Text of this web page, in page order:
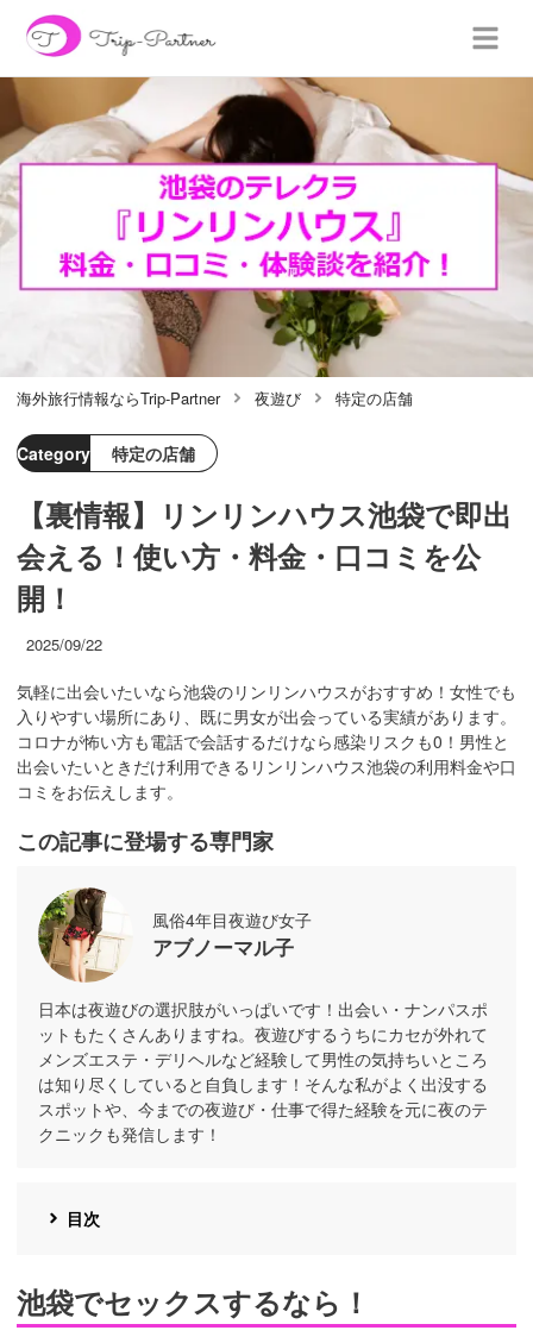
海外旅行情報ならTrip-Partner 夜遊び 特定の店舗
Category 特定の店舗
【裏情報】リンリンハウス池袋で即出
会える！使い方・料金・口コミを公
開！
2025/09/22
気軽に出会いたいなら池袋のリンリンハウスがおすすめ！女性でも
入りやすい場所にあり、既に男女が出会っている実績があります。
コロナが怖い方も電話で会話するだけなら感染リスクも0！男性と
出会いたいときだけ利用できるリンリンハウス池袋の利用料金や口
コミをお伝えします。
この記事に登場する専門家
風俗4年目夜遊び女子
アブノーマル子
日本は夜遊びの選択肢がいっぱいです！出会い・ナンパスポ
ットもたくさんありますね。夜遊びするうちにカセが外れて
メンズエステ・デリヘルなど経験して男性の気持ちいところ
は知り尽くしていると自負します！そんな私がよく出没する
スポットや、今までの夜遊び・仕事で得た経験を元に夜のテ
クニックも発信します！
目次
池袋でセックスするなら！